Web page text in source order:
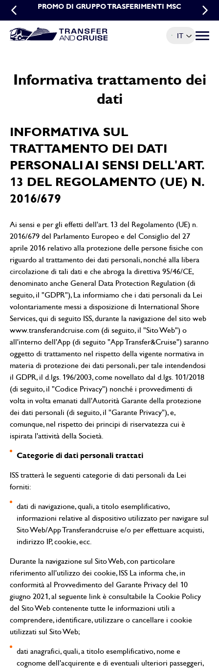
PROMO DI GRUPPO TRASFERIMENTI MSC
PROMO PRENOTAZIONI ANTICIPATE
IT Menu
Informativa trattamento dei
dati
INFORMATIVA SUL
TRATTAMENTO DEI DATI
PERSONALI AI SENSI DELL'ART.
13 DEL REGOLAMENTO (UE) N.
2016/679
Ai sensi e per gli effetti dell'art. 13 del Regolamento (UE) n.
2016/679 del Parlamento Europeo e del Consiglio del 27
aprile 2016 relativo alla protezione delle persone fisiche con
riguardo al trattamento dei dati personali, nonché alla libera
circolazione di tali dati e che abroga la direttiva 95/46/CE,
denominato anche General Data Protection Regulation (di
seguito, il "GDPR"), La informiamo che i dati personali da Lei
volontariamente messi a disposizione di International Shore
Services, qui di seguito ISS, durante la navigazione del sito web
www.transferandcruise.com (di seguito, il "Sito Web") o
all'interno dell'App (di seguito "App Transfer&Cruise") saranno
oggetto di trattamento nel rispetto della vigente normativa in
materia di protezione dei dati personali, per tale intendendosi
il GDPR, il d.lgs. 196/2003, come novellato dal d.lgs. 101/2018
(di seguito, il "Codice Privacy") nonché i provvedimenti di
volta in volta emanati dall'Autorità Garante della protezione
dei dati personali (di seguito, il "Garante Privacy"), e,
comunque, nel rispetto dei principi di riservatezza cui è
ispirata l'attività della Società.
Categorie di dati personali trattati
ISS tratterà le seguenti categorie di dati personali da Lei
forniti:
dati di navigazione, quali, a titolo esemplificativo,
informazioni relative al dispositivo utilizzato per navigare sul
Sito Web/App Transferandcruise e/o per effettuare acquisti,
indirizzo IP, cookie, ecc.
Durante la navigazione sul Sito Web, con particolare
riferimento all'utilizzo dei cookie, ISS La informa che, in
conformità al Provvedimento del Garante Privacy del 10
giugno 2021, al seguente link è consultabile la Cookie Policy
del Sito Web contenente tutte le informazioni utili a
comprendere, identificare, utilizzare o cancellare i cookie
utilizzati sul Sito Web;
dati anagrafici, quali, a titolo esemplificativo, nome e
cognome dell'acquirente e di eventuali ulteriori passeggeri,